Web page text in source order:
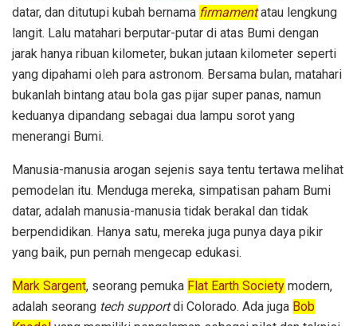
datar, dan ditutupi kubah bernama firmamentatau lengkung
langit. Lalu matahari berputar-putar di atas Bumi dengan
jarak hanya ribuan kilometer, bukan jutaan kilometer seperti
yang dipahami oleh para astronom. Bersama bulan, matahari
bukanlah bintang atau bola gas pijar super panas, namun
keduanya dipandang sebagai dua lampu sorot yang
menerangi Bumi.
Manusia-manusia arogan sejenis saya tentu tertawa melihat
pemodelan itu. Menduga mereka, simpatisan paham Bumi
datar, adalah manusia-manusia tidak berakal dan tidak
berpendidikan. Hanya satu, mereka juga punya daya pikir
yang baik, pun pernah mengecap edukasi.
Mark Sargent, seorang pemuka Flat Earth Society modern,
adalah seorang tech supportdi Colorado. Ada juga Bob